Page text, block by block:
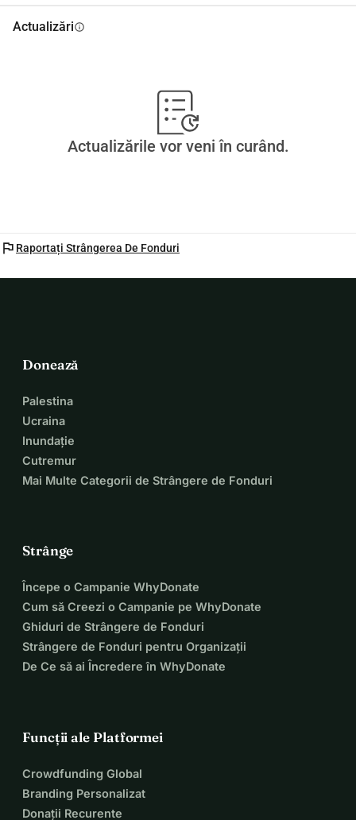
Actualizăriinfo
Actualizările vor veni în curând.
flag Raportați Strângerea De Fonduri
Donează
Palestina
Ucraina
Inundație
Cutremur
Mai Multe Categorii de Strângere de Fonduri
Strânge
Începe o Campanie WhyDonate
Cum să Creezi o Campanie pe WhyDonate
Ghiduri de Strângere de Fonduri
Strângere de Fonduri pentru Organizații
De Ce să ai Încredere în WhyDonate
Funcții ale Platformei
Crowdfunding Global
Branding Personalizat
Donații Recurente